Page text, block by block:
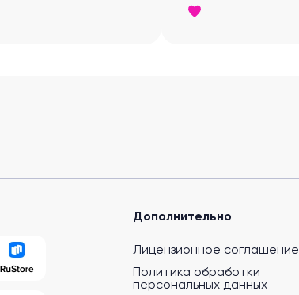
Дополнительно
Лицензионное соглашение
Политика обработки
персональных данных